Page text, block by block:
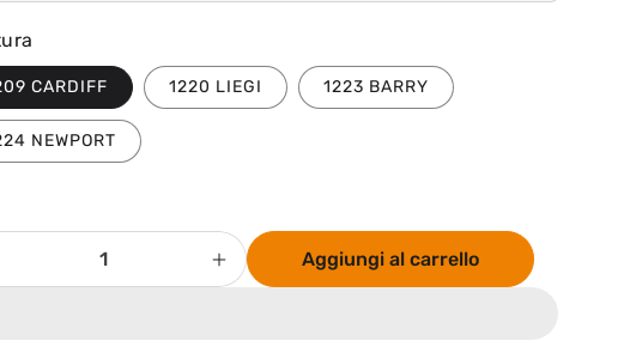
CARDIFF 1220 LIEGI 1223 BARRY
NEWPORT
AumentaAggiungi al carrello